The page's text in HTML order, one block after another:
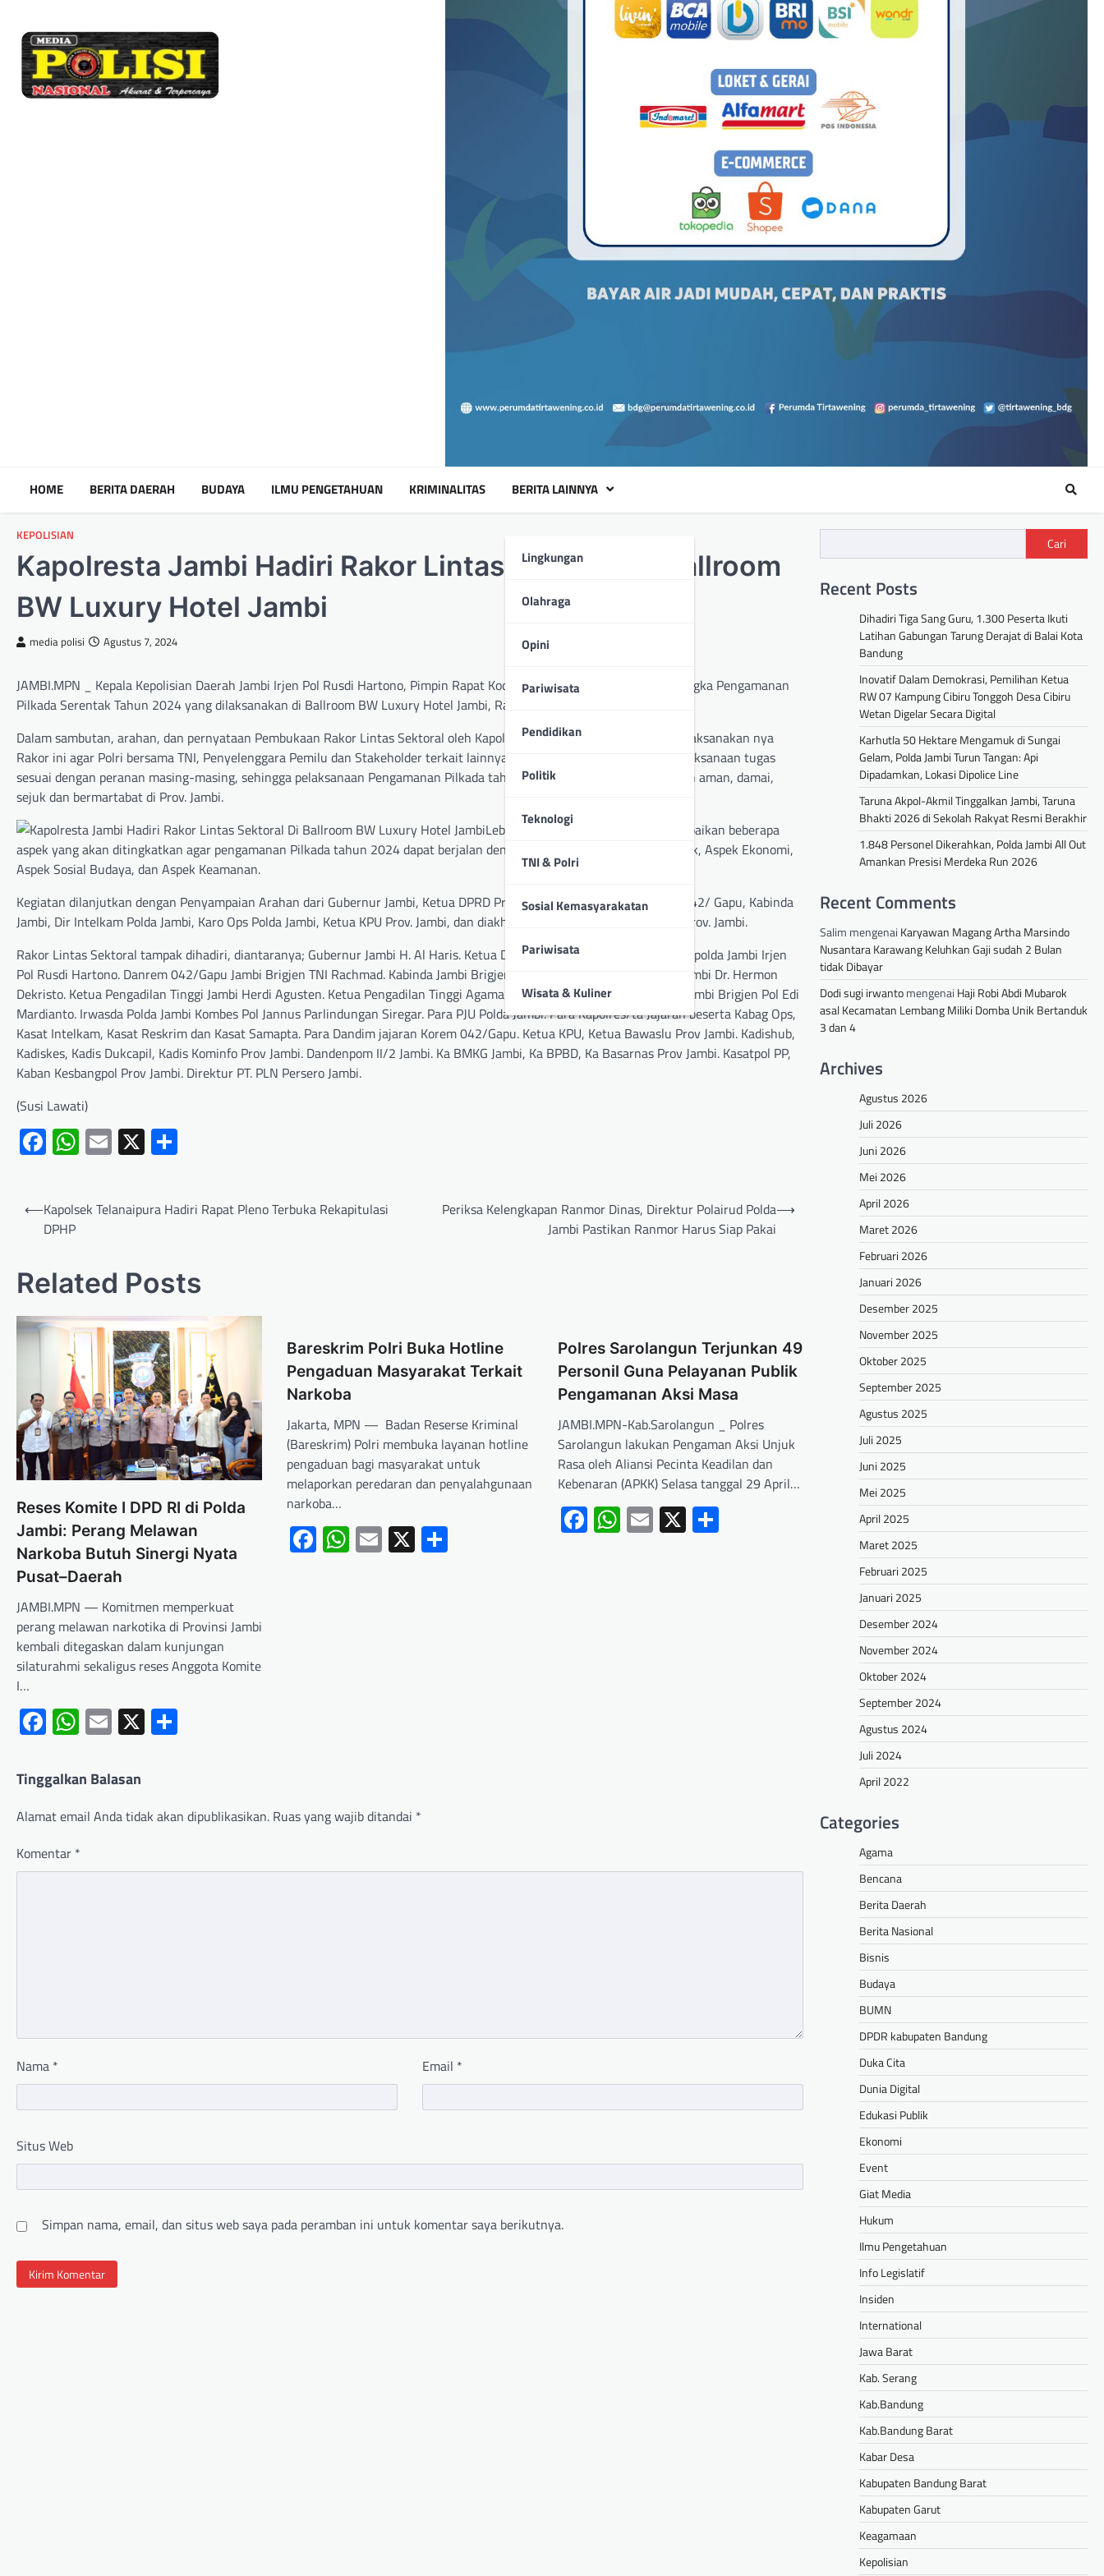
HOME BERITA DAERAH BUDAYA ILMU PENGETAHUAN KRIMINALITAS BERITA LAINNYA
Lingkungan
Olahraga
Opini
Pariwisata
Pendidikan
Politik
Teknologi
TNI & Polri
Sosial Kemasyarakatan
Pariwisata
Wisata & Kuliner
KEPOLISIAN
Kapolresta Jambi Hadiri Rakor Lintas Sektoral Di Ballroom
BW Luxury Hotel Jambi
media polisi Agustus 7, 2024
JAMBI.MPN _ Kepala Kepolisian Daerah Jambi Irjen Pol Rusdi Hartono, Pimpin Rapat Koordinasi Lintas Sektoral dalam rangka Pengamanan
Pilkada Serentak Tahun 2024 yang dilaksanakan di Ballroom BW Luxury Hotel Jambi, Rabu 7 Agustus 2024.
Dalam sambutan, arahan, dan pernyataan Pembukaan Rakor Lintas Sektoral oleh Kapolda Jambi, mengatakan; Tujuan dilaksanakan nya
Rakor ini agar Polri bersama TNI, Penyelenggara Pemilu dan Stakeholder terkait lainnya senantiasa bersinergi dalam pelaksanaan tugas
sesuai dengan peranan masing-masing, sehingga pelaksanaan Pengamanan Pilkada tahun 2024 dapat terlaksana dengan aman, damai,
sejuk dan bermartabat di Prov. Jambi.
Lebih lanjut Kapolda Jambi, menyampaikan beberapa
aspek yang akan ditingkatkan agar pengamanan Pilkada tahun 2024 dapat berjalan dengan baik, yaitu; Pada Aspek Politik, Aspek Ekonomi,
Aspek Sosial Budaya, dan Aspek Keamanan.
Kegiatan dilanjutkan dengan Penyampaian Arahan dari Gubernur Jambi, Ketua DPRD Prov. Jambi, Kajati Jambi, Danrem 042/ Gapu, Kabinda
Jambi, Dir Intelkam Polda Jambi, Karo Ops Polda Jambi, Ketua KPU Prov. Jambi, dan diakhiri Paparan dari Ketua Bawaslu Prov. Jambi.
Rakor Lintas Sektoral tampak dihadiri, diantaranya; Gubernur Jambi H. Al Haris. Ketua DPRD Prov Jambi Edi Purwanto. Kapolda Jambi Irjen
Pol Rusdi Hartono. Danrem 042/Gapu Jambi Brigjen TNI Rachmad. Kabinda Jambi Brigjen Pol Irawan David Syah. Kajati Jambi Dr. Hermon
Dekristo. Ketua Pengadilan Tinggi Jambi Herdi Agusten. Ketua Pengadilan Tinggi Agama Jambi Abdul Hakim. Wakapolda Jambi Brigjen Pol Edi
Mardianto. Irwasda Polda Jambi Kombes Pol Jannus Parlindungan Siregar. Para PJU Polda Jambi. Para Kapolres/ta Jajaran beserta Kabag Ops,
Kasat Intelkam, Kasat Reskrim dan Kasat Samapta. Para Dandim jajaran Korem 042/Gapu. Ketua KPU, Ketua Bawaslu Prov Jambi. Kadishub,
Kadiskes, Kadis Dukcapil, Kadis Kominfo Prov Jambi. Dandenpom II/2 Jambi. Ka BMKG Jambi, Ka BPBD, Ka Basarnas Prov Jambi. Kasatpol PP,
Kaban Kesbangpol Prov Jambi. Direktur PT. PLN Persero Jambi.
(Susi Lawati)
Facebook
WhatsApp
Email
X
⟵Kapolsek Telanaipura Hadiri Rapat Pleno Terbuka Rekapitulasi
DPHP
Periksa Kelengkapan Ranmor Dinas, Direktur Polairud Polda
Jambi Pastikan Ranmor Harus Siap Pakai
⟶
Related Posts
Reses Komite I DPD RI di Polda
Jambi: Perang Melawan
Narkoba Butuh Sinergi Nyata
Pusat–Daerah
JAMBI.MPN — Komitmen memperkuat
perang melawan narkotika di Provinsi Jambi
kembali ditegaskan dalam kunjungan
silaturahmi sekaligus reses Anggota Komite
I…
Facebook
WhatsApp
Email
X
Bareskrim Polri Buka Hotline
Pengaduan Masyarakat Terkait
Narkoba
Jakarta, MPN — Badan Reserse Kriminal
(Bareskrim) Polri membuka layanan hotline
pengaduan bagi masyarakat untuk
melaporkan peredaran dan penyalahgunaan
narkoba…
Facebook
WhatsApp
Email
X
Polres Sarolangun Terjunkan 49
Personil Guna Pelayanan Publik
Pengamanan Aksi Masa
JAMBI.MPN-Kab.Sarolangun _ Polres
Sarolangun lakukan Pengaman Aksi Unjuk
Rasa oleh Aliansi Pecinta Keadilan dan
Kebenaran (APKK) Selasa tanggal 29 April…
Facebook
WhatsApp
Email
X Share
Tinggalkan Balasan
Alamat email Anda tidak akan dipublikasikan. Ruas yang wajib ditandai *
Komentar *
Nama * Email *
Situs Web
Simpan nama, email, dan situs web saya pada peramban ini untuk komentar saya berikutnya.
Cari
Recent Posts
Dihadiri Tiga Sang Guru, 1.300 Peserta Ikuti
Latihan Gabungan Tarung Derajat di Balai Kota
Bandung
Inovatif Dalam Demokrasi, Pemilihan Ketua
RW 07 Kampung Cibiru Tonggoh Desa Cibiru
Wetan Digelar Secara Digital
Karhutla 50 Hektare Mengamuk di Sungai
Gelam, Polda Jambi Turun Tangan: Api
Dipadamkan, Lokasi Dipolice Line
Taruna Akpol-Akmil Tinggalkan Jambi, Taruna
Bhakti 2026 di Sekolah Rakyat Resmi Berakhir
1.848 Personel Dikerahkan, Polda Jambi All Out
Amankan Presisi Merdeka Run 2026
Recent Comments
Salim mengenai Karyawan Magang Artha Marsindo
Nusantara Karawang Keluhkan Gaji sudah 2 Bulan
tidak Dibayar
Dodi sugi irwantomengenai Haji Robi Abdi Mubarok
asal Kecamatan Lembang Miliki Domba Unik Bertanduk
3 dan 4
Archives
Agustus 2026
Juli 2026
Juni 2026
Mei 2026
April 2026
Maret 2026
Februari 2026
Januari 2026
Desember 2025
November 2025
Oktober 2025
September 2025
Agustus 2025
Juli 2025
Juni 2025
Mei 2025
April 2025
Maret 2025
Februari 2025
Januari 2025
Desember 2024
November 2024
Oktober 2024
September 2024
Agustus 2024
Juli 2024
April 2022
Categories
Agama
Bencana
Berita Daerah
Berita Nasional
Bisnis
Budaya
BUMN
DPDR kabupaten Bandung
Duka Cita
Dunia Digital
Edukasi Publik
Ekonomi
Event
Giat Media
Hukum
Ilmu Pengetahuan
Info Legislatif
Insiden
International
Jawa Barat
Kab. Serang
Kab.Bandung
Kab.Bandung Barat
Kabar Desa
Kabupaten Bandung Barat
Kabupaten Garut
Keagamaan
Kepolisian